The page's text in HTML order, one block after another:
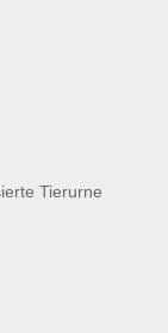
Tierurne